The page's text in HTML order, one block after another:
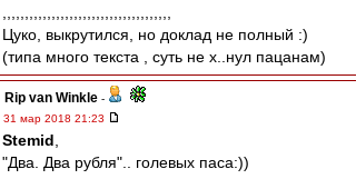
Цуко, выкрутился, но доклад не полный :)
(типа много текста , суть не х..нул пацанам)
Rip van Winkle -
31 мар 2018 21:23
Stemid
"Два. Два рубля".. голевых паса:))